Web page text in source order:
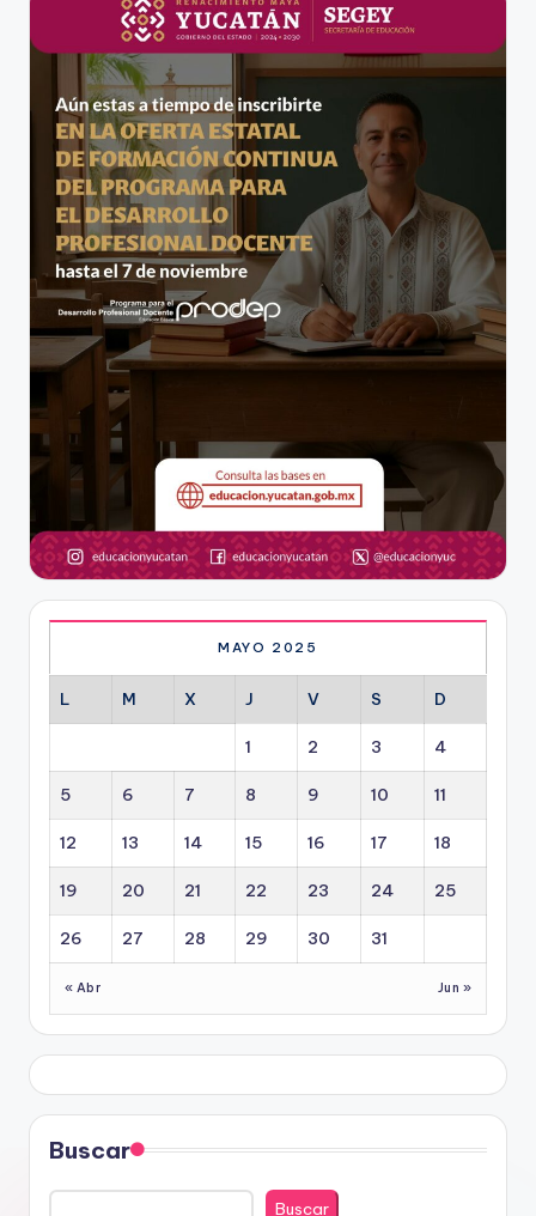
MAYO 2025
L M X J V S D
1 2 3 4
5 6 7 8 9 10 11
12 13 14 15 16 17 18
19 20 21 22 23 24 25
26 27 28 29 30 31
« Abr Jun »
Buscar
Buscar